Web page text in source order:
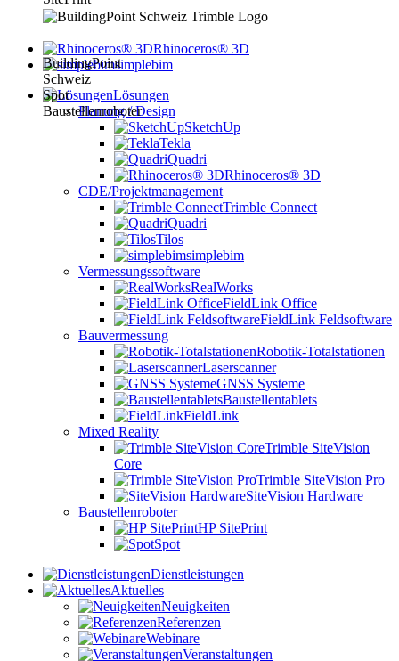
Rhinoceros® 3D
simplebim
Lösungen
Planung / Design
SketchUp
Tekla
Quadri
Rhinoceros® 3D
CDE/Projektmanagement
Trimble Connect
Quadri
Tilos
simplebim
Vermessungssoftware
RealWorks
FieldLink Office
FieldLink Feldsoftware
Bauvermessung
Robotik-Totalstationen
Laserscanner
GNSS Systeme
Baustellentablets
FieldLink
Mixed Reality
Trimble SiteVision
Core
Trimble SiteVision Pro
SiteVision Hardware
Baustellenroboter
HP SitePrint
Spot
Dienstleistungen
Aktuelles
Neuigkeiten
Referenzen
Webinare
Veranstaltungen